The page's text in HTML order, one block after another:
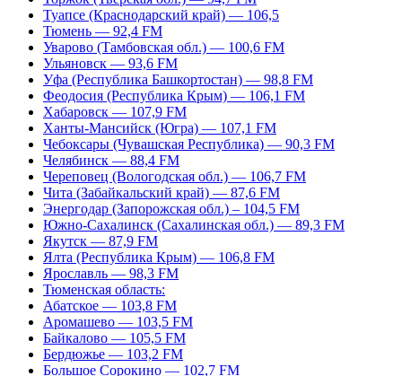
Туапсе (Краснодарский край) — 106,5
Тюмень — 92,4 FM
Уварово (Тамбовская обл.) — 100,6 FM
Ульяновск — 93,6 FM
Уфа (Республика Башкортостан) — 98,8 FM
Феодосия (Республика Крым) — 106,1 FM
Хабаровск — 107,9 FM
Ханты-Мансийск (Югра) — 107,1 FM
Чебоксары (Чувашская Республика) — 90,3 FM
Челябинск — 88,4 FM
Череповец (Вологодская обл.) — 106,7 FM
Чита (Забайкальский край) — 87,6 FM
Энергодар (Запорожская обл.) – 104,5 FM
Южно-Сахалинск (Сахалинская обл.) — 89,3 FM
Якутск — 87,9 FM
Ялта (Республика Крым) — 106,8 FM
Ярославль — 98,3 FM
Тюменская область:
Абатское — 103,8 FM
Аромашево — 103,5 FM
Байкалово — 105,5 FM
Бердюжье — 103,2 FM
Большое Сорокино — 102,7 FM